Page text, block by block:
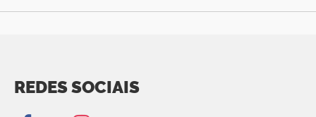
REDES SOCIAIS